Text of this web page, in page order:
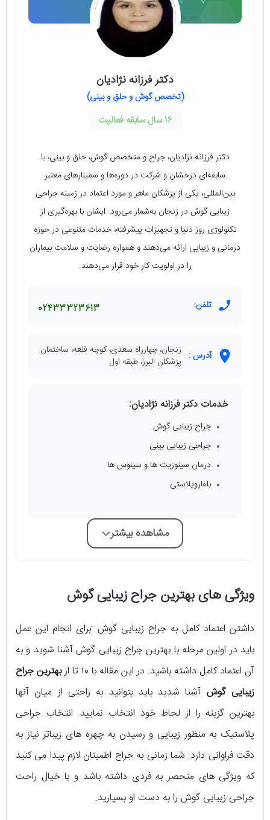
دکتر فرزانه نژادیان
(تخصص گوش و حلق و بینی)
16 سال سابقه فعالیت
دکتر فرزانه نژادیان، جراح و متخصص گوش، حلق و بینی، با
سابقه‌ای درخشان و شرکت در دوره‌ها و سمینارهای معتبر
بین‌المللی، یکی از پزشکان ماهر و مورد اعتماد در زمینه جراحی
زیبایی گوش در زنجان به‌شمار می‌رود. ایشان با بهره‌گیری از
تکنولوژی روز دنیا و تجهیزات پیشرفته، خدمات متنوعی در حوزه
درمانی و زیبایی ارائه می‌دهند و همواره رضایت و سلامت بیماران
را در اولویت کار خود قرار می‌دهند.
تلفن: 02433323613
آدرس : زنجان، چهارراه سعدی، کوچه قلعه، ساختمان
پزشکان البرز، طبقه اول
خدمات دکتر فرزانه نژادیان:
جراح زیبایی گوش
جراحی زیبایی بینی
درمان سینوزیت ها و سینوس ها
بلفاروپلاستی
مشاهده بیشتر
ویژگی های بهترین جراح زیبایی گوش
داشتن اعتماد کامل به جراح زیبایی گوش :برای انجام این عمل
باید در اولین مرحله با بهترین جراح زیبایی گوش آشنا شوید و به
آن اعتماد کامل داشته باشید. در این مقاله با ۱۰ تا از
بهترین جراح
زیبایی گوش آشنا شدید باید بتوانید به راحتی از میان آنها
بهترین گزینه را از لحاظ خود انتخاب نمایید. انتخاب جراحی
پلاستیک به منظور زیبایی و رسیدن به چهره های زیباتر نیاز به
دقت فراوانی دارد. شما زمانی به جراح اطمینان لازم پیدا می کنید
که ویژگی های منحصر به فردی داشته باشد و با خیال راحت
جراحی زیبایی گوش را به دست او بسپارید.